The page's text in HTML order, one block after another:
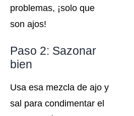
problemas, ¡solo que
son ajos!
Paso 2: Sazonar
bien
Usa esa mezcla de ajo y
sal para condimentar el